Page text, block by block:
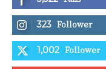
323 Follower
1,002 Follower